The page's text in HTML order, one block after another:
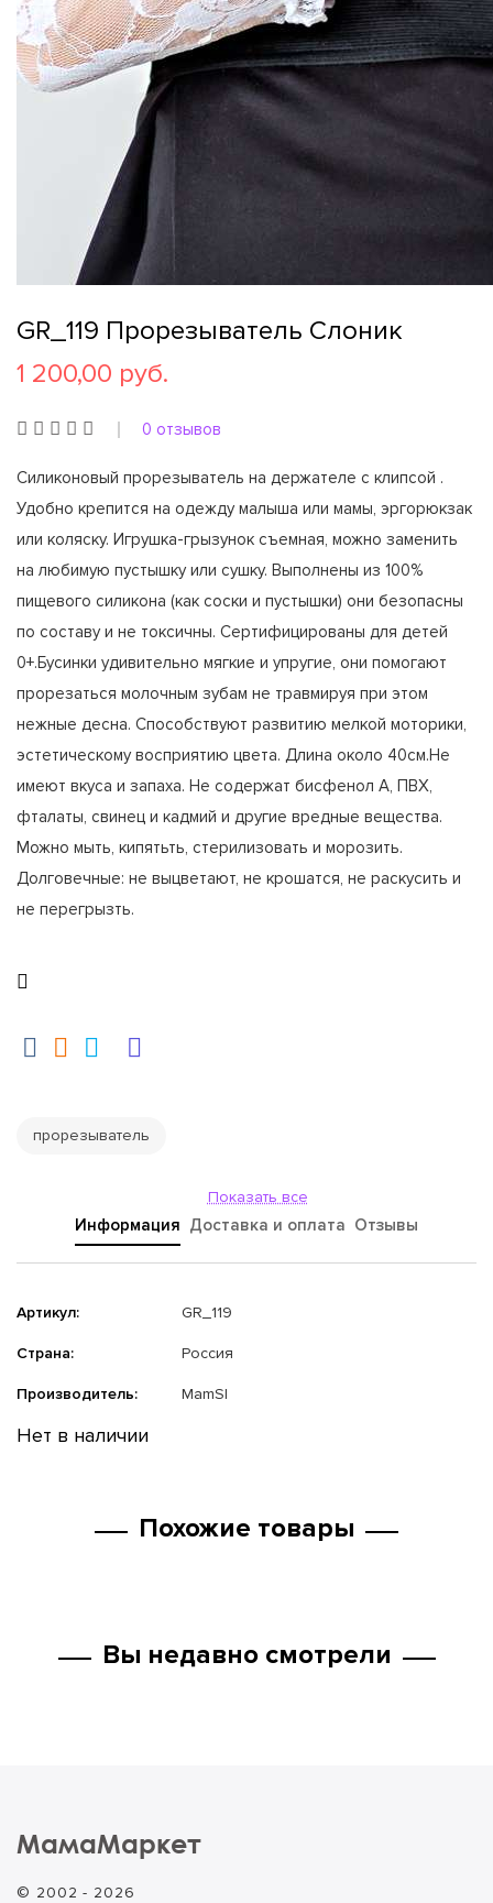
GR_119 Прорезыватель Слоник
1 200,00 руб.
0 отзывов
Силиконовый прорезыватель на держателе с клипсой .
Удобно крепится на одежду малыша или мамы, эргорюкзак
или коляску. Игрушка-грызунок съемная, можно заменить
на любимую пустышку или сушку. Выполнены из 100%
пищевого силикона (как соски и пустышки) они безопасны
по составу и не токсичны. Сертифицированы для детей
0+.Бусинки удивительно мягкие и упругие, они помогают
прорезаться молочным зубам не травмируя при этом
нежные десна. Способствуют развитию мелкой моторики,
эстетическому восприятию цвета. Длина около 40см.Не
имеют вкуса и запаха. Не содержат бисфенол А, ПВХ,
фталаты, свинец и кадмий и другие вредные вещества.
Можно мыть, кипятьть, стерилизовать и морозить.
Долговечные: не выцветают, не крошатся, не раскусить и
не перегрызть.
прорезыватель
Показать все
Информация Доставка и оплата Отзывы
Артикул: GR_119
Страна: Россия
Производитель: MamSI
Нет в наличии
Похожие товары
Вы недавно смотрели
МамаМаркет
© 2002 - 2026